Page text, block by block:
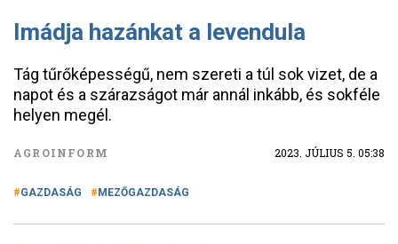
Imádja hazánkat a levendula
Tág tűrőképességű, nem szereti a túl sok vizet, de a
napot és a szárazságot már annál inkább, és sokféle
helyen megél.
AGROINFORM 2023. JÚLIUS 5. 05:38
GAZDASÁG MEZŐGAZDASÁG